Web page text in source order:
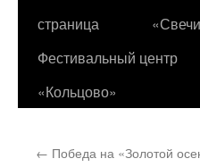
страница
Фестивальный центр
«Кольцово»
← Победа на «Золотой